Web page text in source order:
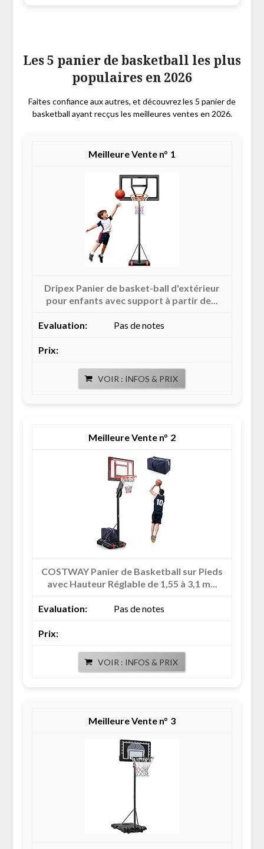
Les 5 panier de basketball les plus
populaires en 2026
Faites confiance aux autres, et découvrez les 5 panier de
basketball ayant recçus les meilleures ventes en 2026.
1
Dripex Panier de basket-ball d'extérieur
pour enfants avec support à partir de...
Pas de notes
VOIR : INFOS & PRIX
2
COSTWAY Panier de Basketball sur Pieds
avec Hauteur Réglable de 1,55 à 3,1 m...
Pas de notes
VOIR : INFOS & PRIX
3